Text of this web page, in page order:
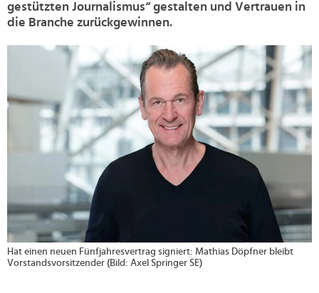
gestützten Journalismus“ gestalten und Vertrauen in
die Branche zurückgewinnen.
Hat einen neuen Fünfjahresvertrag signiert: Mathias Döpfner bleibt
Vorstandsvorsitzender (Bild: Axel Springer SE)